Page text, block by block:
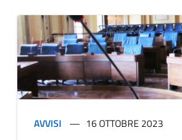
AVVISI 16 OTTOBRE 2023